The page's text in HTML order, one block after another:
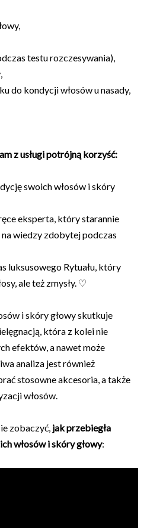
testu rozczesywania),
do kondycji włosów u nasady,
z usługipotrójną korzyść:
swoich włosów i skóry
eksperta, który starannie
wiedzy zdobytej podczas
luksusowego Rytuału, który
ale też zmysły. ♡
i skóry głowy skutkuje
która z kolei nie
efektów, a nawet może
analiza jest również
stosowne akcesoria, a także
włosów.
zobaczyć, jak przebiegła
włosów i skóry głowy: